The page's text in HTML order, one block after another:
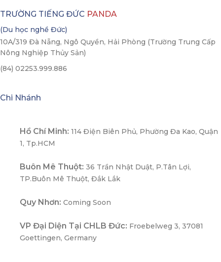
TRƯỜNG TIẾNG ĐỨC PANDA
(Du học nghề Đức)
10A/319 Đà Nẵng, Ngô Quyền, Hải Phòng (Trường Trung Cấp
Nông Nghiệp Thủy Sản)
(84) 02253.999.886
Chi Nhánh
Hồ Chí Minh: 114 Điện Biên Phủ, Phường Đa Kao, Quận
1, Tp.HCM
Buôn Mê Thuột: 36 Trần Nhật Duật, P.Tân Lợi,
TP.Buôn Mê Thuột, Đắk Lắk
Quy Nhơn: Coming Soon
VP Đại Diện Tại CHLB Đức: Froebelweg 3, 37081
Goettingen, Germany